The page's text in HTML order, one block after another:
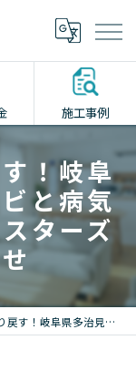
施工事例
！岐阜
と病気
ターズ
カビと病気からの解放｜カビバスターズ岐阜におまかせ